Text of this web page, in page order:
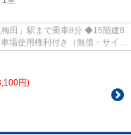
田」駅まで乗車8分 ◆15階建8
場使用権利付き（無償・サイズ
円)